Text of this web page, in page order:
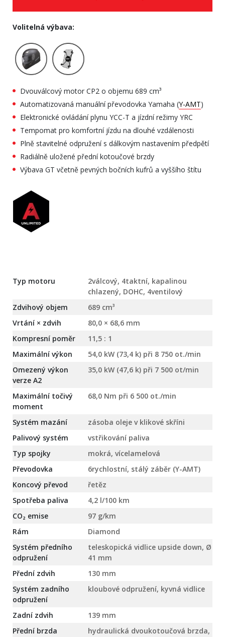
Volitelná výbava:
Dvouválcový motor CP2 o objemu 689 cm³
Automatizovaná manuální převodovka Yamaha (Y-AMT)
Elektronické ovládání plynu YCC-T a jízdní režimy YRC
Tempomat pro komfortní jízdu na dlouhé vzdálenosti
Plně stavitelné odpružení s dálkovým nastavením předpětí
Radiálně uložené přední kotoučové brzdy
Výbava GT včetně pevných bočních kufrů a vyššího štítu
Typ motoru
2válcový, 4taktní, kapalinou
chlazený, DOHC, 4ventilový
Zdvihový objem
689 cm³
Vrtání × zdvih
80,0 × 68,6 mm
Kompresní poměr
11,5 : 1
Maximální výkon
54,0 kW (73,4 k) při 8 750 ot./min
Omezený výkon
verze A2
35,0 kW (47,6 k) při 7 500 ot/min
Maximální točivý
moment
68,0 Nm při 6 500 ot./min
Systém mazání
zásoba oleje v klikové skříni
Palivový systém
vstřikování paliva
Typ spojky
mokrá, vícelamelová
Převodovka
6rychlostní, stálý záběr (Y-AMT)
Koncový převod
řetěz
Spotřeba paliva
4,2 l/100 km
CO₂ emise
97 g/km
Rám
Diamond
Systém předního
odpružení
teleskopická vidlice upside down, Ø
41 mm
Přední zdvih
130 mm
Systém zadního
odpružení
kloubové odpružení, kyvná vidlice
Zadní zdvih
139 mm
Přední brzda
hydraulická dvoukotoučová brzda,